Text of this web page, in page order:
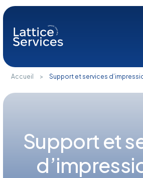
Panneau de gestion des cookies
Accueil > Support et services
Support et